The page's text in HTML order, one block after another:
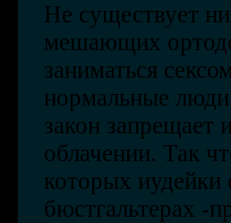
Не существует
мешающих
заниматься
нормальные
закон запрещает
облачении. Так
которых иудейки
бюстгальтерах -